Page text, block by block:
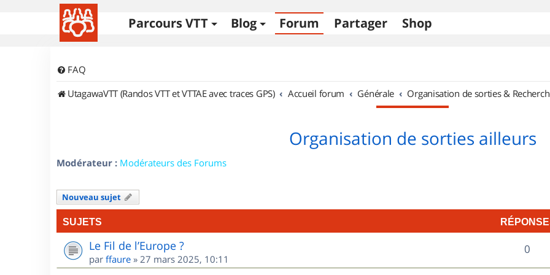
Parcours VTT Blog Forum Partager Shop
FAQ
UtagawaVTT (Randos VTT et VTTAE avec traces GPS)
Accueil forum Générale Organisation de sorties &
Organisation de sorties ailleurs
Modérateur : Modérateurs des Forums
Nouveau sujet
SUJETS
Le Fil de l’Europe ?
par ffaure » 27 mars 2025, 10:11
0R
é